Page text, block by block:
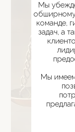
Мы
команде,
задач, а
Мы